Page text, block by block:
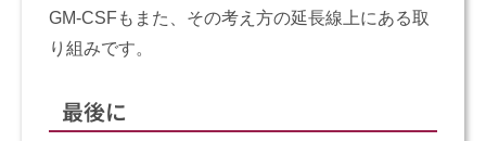
GM-CSFもまた、その考え方の延長線上にある取
り組みです。
最後に